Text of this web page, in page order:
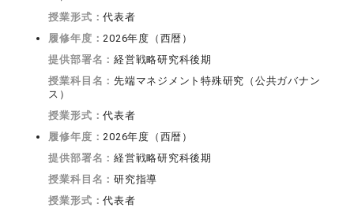
授業形式：代表者
履修年度：2026年度（西暦）
提供部署名：経営戦略研究科後期
授業科目名：先端マネジメント特殊研究（公共ガバナン
ス）
授業形式：代表者
履修年度：2026年度（西暦）
提供部署名：経営戦略研究科後期
授業科目名：研究指導
授業形式：代表者